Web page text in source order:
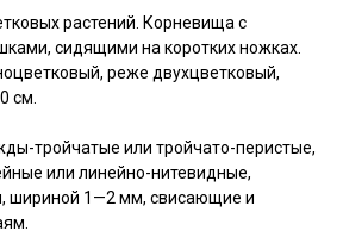
растений. Корневища с
сидящими на коротких ножках.
реже двухцветковый,
см.
тройчатые или тройчато-перистые,
или линейно-нитевидные,
шириной 1—2 мм, свисающие и